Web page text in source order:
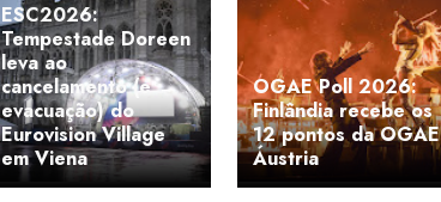
ESC2026:
Tempestade Doreen
leva ao
cancelamento (e
evacuação) do
Eurovision Village
em Viena
OGAE Poll 2026:
Finlândia recebe os
12 pontos da OGAE
Áustria